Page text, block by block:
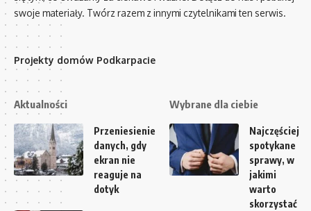
swoje materiały. Twórz razem z innymi czytelnikami ten serwis.
Projekty domów Podkarpacie
Aktualności
Przeniesienie
danych, gdy
ekran nie
reaguje na
dotyk
Wybrane dla ciebie
Najczęściej
spotykane
sprawy, w
jakimi
warto
skorzystać